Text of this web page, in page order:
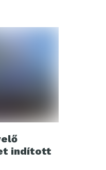
indított